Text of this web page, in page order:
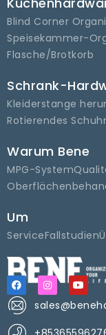
Blind Corner
Speisekammer-
Flasche/Brotkorb
Schrank-
Kleiderstange
Rotierendes
Warum Bene
MPG-System
Um
ServiceFallstudien